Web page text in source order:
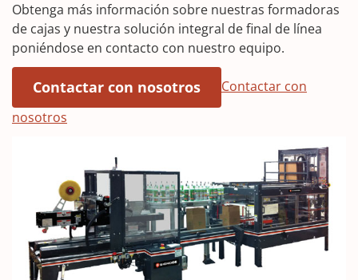
Obtenga más información sobre nuestras formadoras
de cajas y nuestra solución integral de final de línea
poniéndose en contacto con nuestro equipo.
Contactar con nosotros(Opens in a new
Contactar con
nosotros
n
s
i
n
a